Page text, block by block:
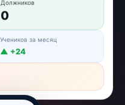
Должников
0
Учеников за месяц
▲ +24